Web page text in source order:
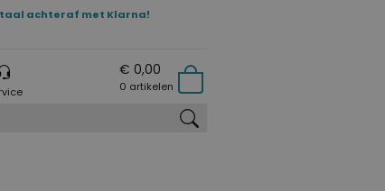
achteraf met Klarna!
€ 0,00
0 artikelen